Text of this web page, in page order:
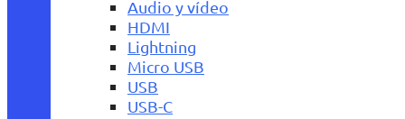
Audio y vídeo
HDMI
Lightning
Micro USB
USB
USB-C